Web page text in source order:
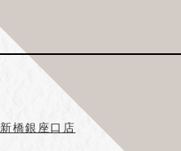
新橋銀座口店